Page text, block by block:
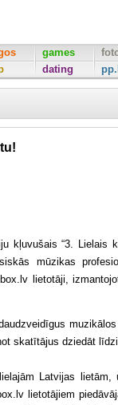
games
dating
kļuvušais “3. Lielais
mūzikas
lietotāji,
skatītājus dziedāt
Latvijas
lietotājiem